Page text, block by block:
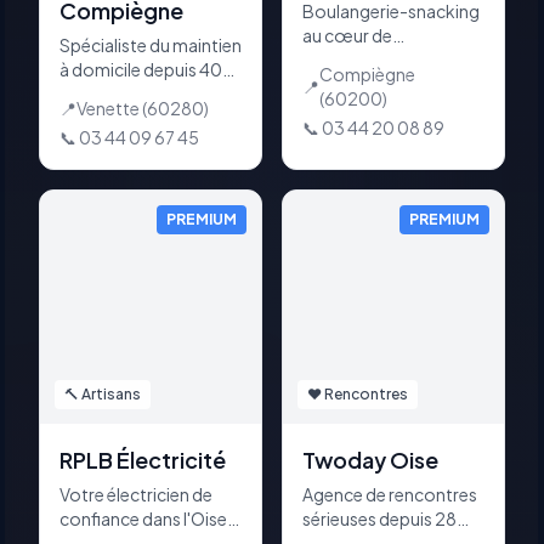
Compiègne
Spécialiste du maintien
à domicile depuis 40
de matériel médical à
Venette. Lit médicalisé,
fauteuil roulant,
déambulateur,
soulève-malade. 4,9/5
📍Venette (60280)
📞 03 44 09 67 45
Boulangerie-snacking
au cœur de
l'Hôtel de Ville.
Sandwichs, salades,
viennoiseries,
dès 7h. Terrasse, Click
& Collect, livraison.
📍
Compiègne
(60200)
📞 03 44 20 08 89
PREMIUM
🔨 Artisans
RPLB Électricité
Votre électricien de
confiance dans l'Oise.
PREMIUM
❤️Rencontres
Twoday Oise
Agence de rencontres
sérieuses depuis 28